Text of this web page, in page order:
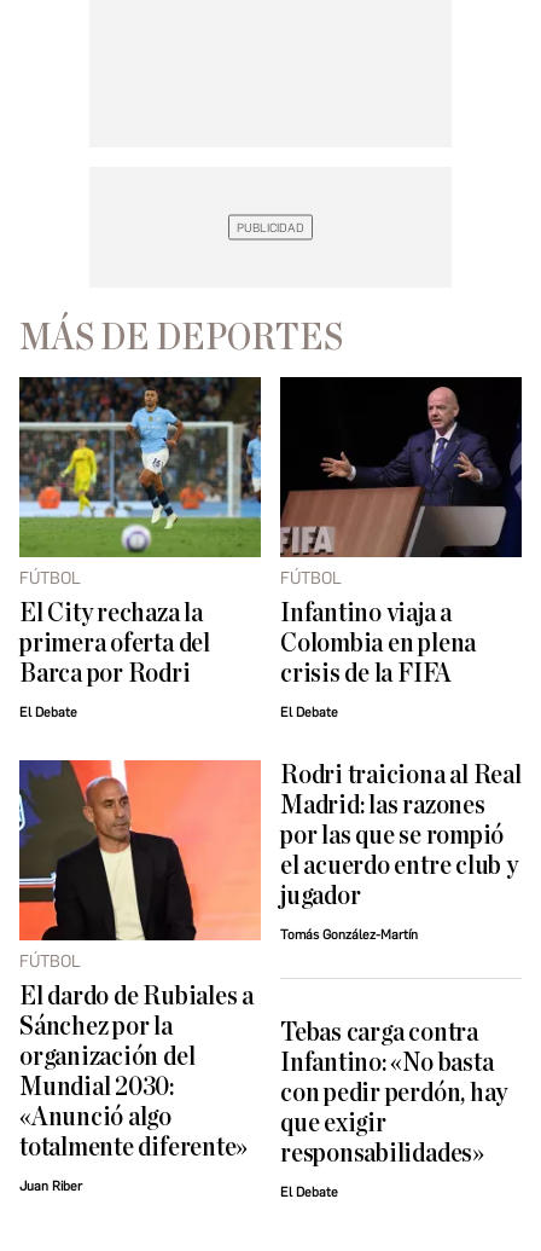
MÁS DE DEPORTES
FÚTBOL
El City rechaza la
primera oferta del
Barca por Rodri
El Debate
FÚTBOL
Infantino viaja a
Colombia en plena
crisis de la FIFA
El Debate
FÚTBOL
El dardo de Rubiales a
Sánchez por la
organización del
Mundial 2030:
«Anunció algo
totalmente diferente»
Juan Riber
Rodri traiciona al Real
Madrid: las razones
por las que se rompió
el acuerdo entre club y
jugador
Tomás González-Martín
Tebas carga contra
Infantino: «No basta
con pedir perdón, hay
que exigir
responsabilidades»
El Debate